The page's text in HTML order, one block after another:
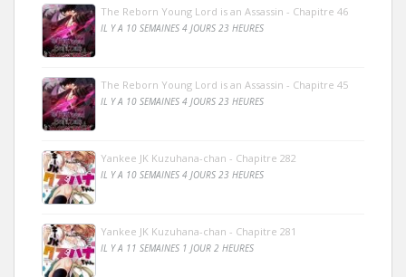
The Reborn Young Lord is an Assassin - Chapitre 46
IL Y A 10 SEMAINES 4 JOURS 23 HEURES
The Reborn Young Lord is an Assassin - Chapitre 45
IL Y A 10 SEMAINES 4 JOURS 23 HEURES
Yankee JK Kuzuhana-chan - Chapitre 282
IL Y A 10 SEMAINES 4 JOURS 23 HEURES
Yankee JK Kuzuhana-chan - Chapitre 281
IL Y A 11 SEMAINES 1 JOUR 2 HEURES